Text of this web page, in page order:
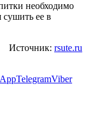
необходимо
сушить ее в
Источник: rsute.ru
TelegramViber